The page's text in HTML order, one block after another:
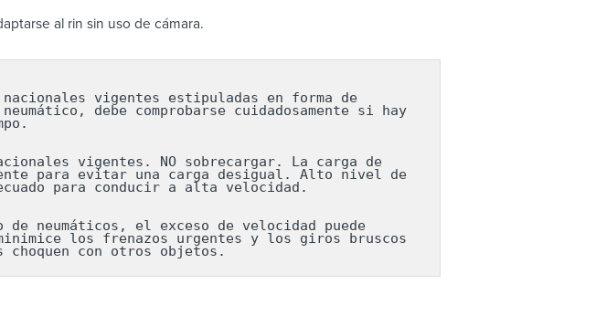
al rin sin uso de cámara.
vigentes estipuladas en forma de
debe comprobarse cuidadosamente si hay
vigentes. NO sobrecargar. La carga de
para evitar una carga desigual. Alto nivel de
para conducir a alta velocidad.
neumáticos, el exceso de velocidad puede
los frenazos urgentes y los giros bruscos
choquen con otros objetos.